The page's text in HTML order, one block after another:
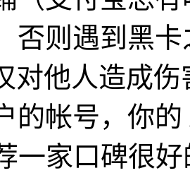
否则遇到黑
对他人造成
的帐号，你
家口碑很好